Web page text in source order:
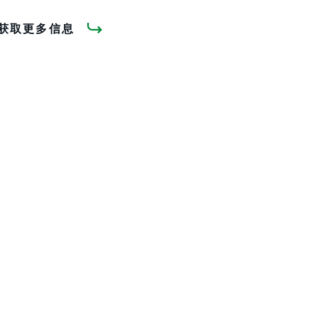
取更多信息